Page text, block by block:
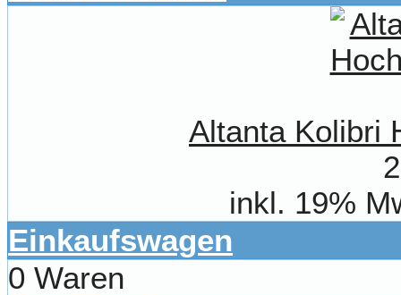
Altanta Kolibri
inkl. 19%
Einkaufswagen
0 Waren